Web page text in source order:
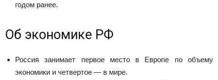
годом ранее.
Об экономике РФ
Россия занимает первое место в Европе по объему
экономики и четвертое — в мире.